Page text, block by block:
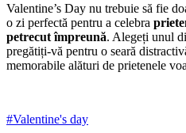
Valentine’s Day nu trebuie să fie
o zi perfectă pentru a celebra
petrecut împreună. Alegeți unul
pregătiți-vă pentru o seară
memorabile alături de prietenele
#Valentine's day